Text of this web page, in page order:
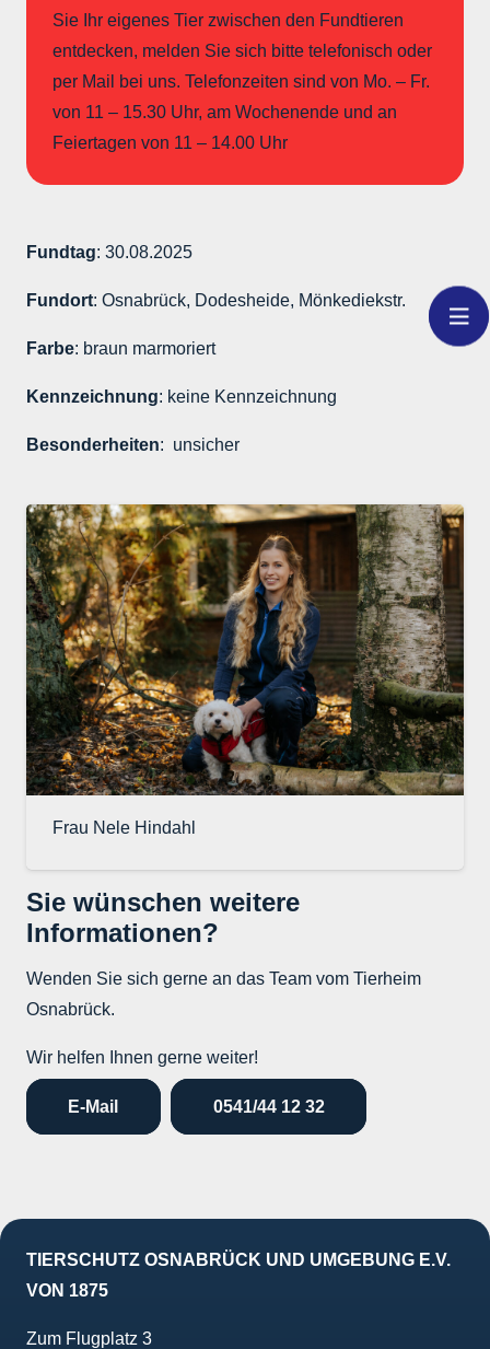
Sie Ihr eigenes Tier zwischen den Fundtieren
entdecken, melden Sie sich bitte telefonisch oder
per Mail bei uns. Telefonzeiten sind von Mo. – Fr.
von 11 – 15.30 Uhr, am Wochenende und an
Feiertagen von 11 – 14.00 Uhr
Fundtag: 30.08.2025
Fundort: Osnabrück, Dodesheide, Mönkediekstr.
Farbe: braun marmoriert
Kennzeichnung: keine Kennzeichnung
Besonderheiten: unsicher
Frau Nele Hindahl
Sie wünschen weitere
Informationen?
Wenden Sie sich gerne an das Team vom Tierheim
Osnabrück.
Wir helfen Ihnen gerne weiter!
E-Mail 0541/44 12 32
TIERSCHUTZ OSNABRÜCK UND UMGEBUNG E.V.
VON 1875
Zum Flugplatz 3